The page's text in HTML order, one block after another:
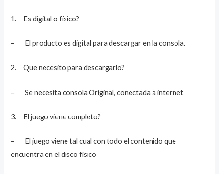
1. Es digital o físico?
– El producto es digital para descargar en la consola.
2. Que necesito para descargarlo?
– Se necesita consola Original, conectada a internet
3. El juego viene completo?
– El juego viene tal cual con todo el contenido que
encuentra en el disco físico